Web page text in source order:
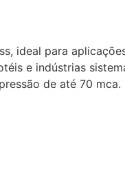
ideal para
e indústrias
de até 70 mca.